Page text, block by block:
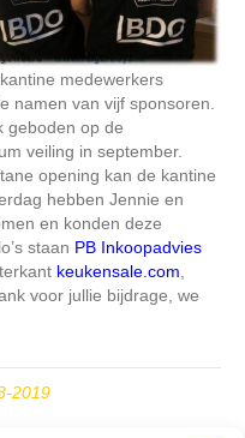
medewerkers
namen van vijf sponsoren.
geboden op de
veiling in september.
opening kan de kantine
hebben Jennie en
en konden deze
staan PB Inkoopadvies
keukensale.com
voor jullie bijdrage, we
2019